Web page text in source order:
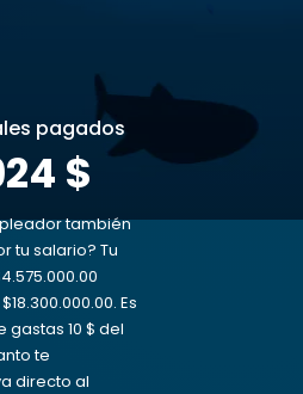
pagados
$
también
tu salario? Tu
Es
10 $ del
te
directo al